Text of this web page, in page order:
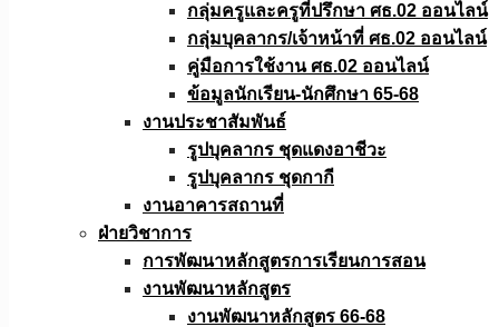
กลุ่มครูและครูที่ปรึกษา ศธ.02 ออนไลน์
กลุ่มบุคลากร/เจ้าหน้าที่ ศธ.02 ออนไลน์
คู่มือการใช้งาน ศธ.02 ออนไลน์
ข้อมูลนักเรียน-นักศึกษา 65-68
งานประชาสัมพันธ์
รูปบุคลากร ชุดแดงอาชีวะ
รูปบุคลากร ชุดกากี
งานอาคารสถานที่
ฝ่ายวิชาการ
การพัฒนาหลักสูตรการเรียนการสอน
งานพัฒนาหลักสูตร
งานพัฒนาหลักสูตร 66-68